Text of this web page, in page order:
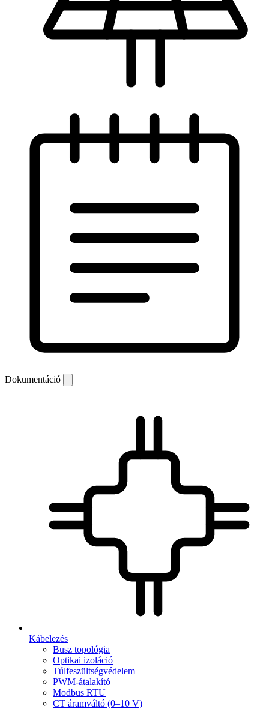
Dokumentáció
Kábelezés
Busz topológia
Optikai izoláció
Túlfeszültségvédelem
PWM-átalakító
Modbus RTU
CT áramváltó (0–10 V)